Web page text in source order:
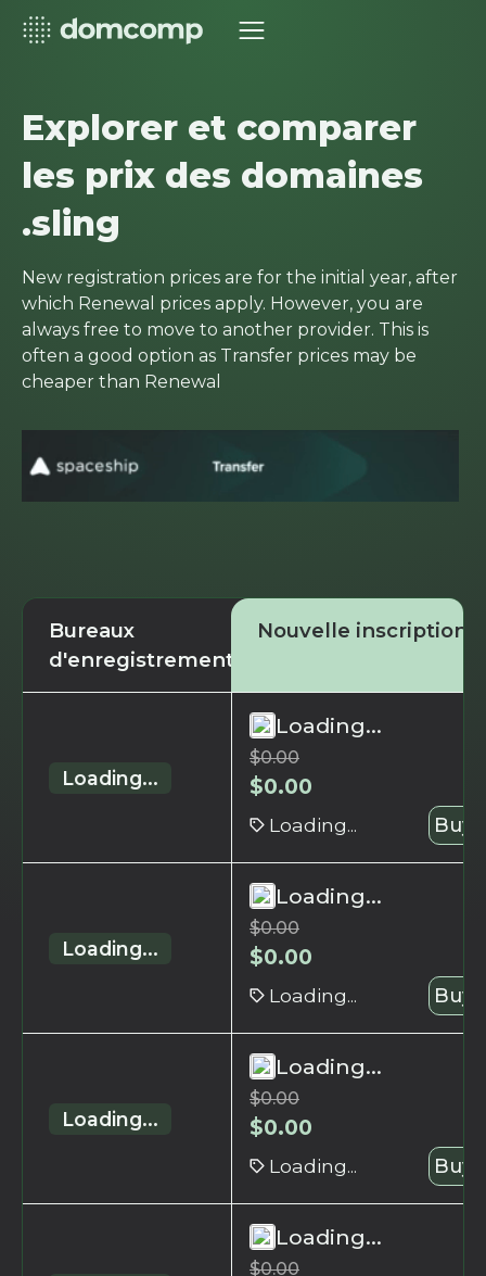
Explorer et comparer
les prix des domaines
.sling
New registration prices are for the initial year, after
which Renewal prices apply. However, you are
always free to move to another provider. This is
often a good option as Transfer prices may be
cheaper than Renewal
Bureaux
d'enregistrement
Nouvelle inscription
Loading...
Loading...
$0.00
$0.00
Loading... Buy
Loading...
Loading...
$0.00
$0.00
Loading... Buy
Loading...
Loading...
$0.00
$0.00
Loading... Buy
Loading...
$0.00